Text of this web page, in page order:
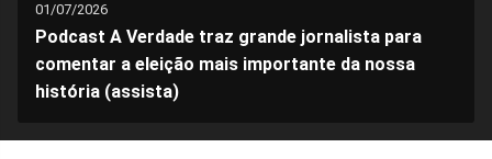
01/07/2026
Podcast A Verdade traz grande jornalista para
comentar a eleição mais importante da nossa
história (assista)